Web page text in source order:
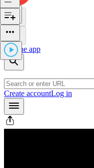
Get the app
Create accountLog in